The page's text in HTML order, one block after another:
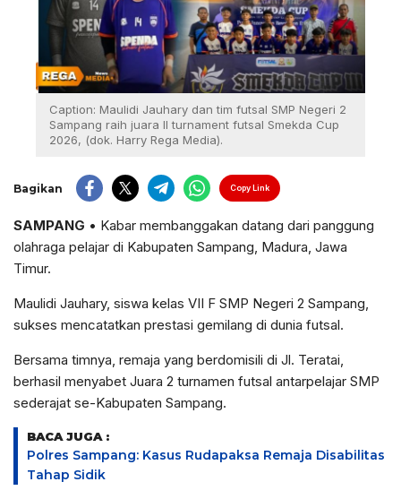
Caption: Maulidi Jauhary dan tim futsal SMP Negeri 2
Sampang raih juara II turnament futsal Smekda Cup
2026, (dok. Harry Rega Media).
Bagikan Copy Link
SAMPANG • Kabar membanggakan datang dari panggung
olahraga pelajar di Kabupaten Sampang, Madura, Jawa
Timur.
Maulidi Jauhary, siswa kelas VII F SMP Negeri 2 Sampang,
sukses mencatatkan prestasi gemilang di dunia futsal.
Bersama timnya, remaja yang berdomisili di Jl. Teratai,
berhasil menyabet Juara 2 turnamen futsal antarpelajar SMP
sederajat se-Kabupaten Sampang.
BACA JUGA :
Polres Sampang: Kasus Rudapaksa Remaja Disabilitas
Tahap Sidik